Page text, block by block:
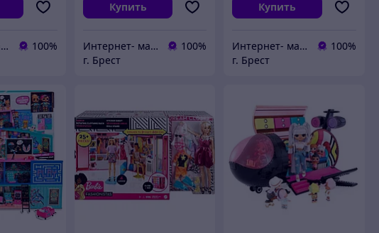
Интернет- магазин O'кей маркет
100%
Купить
Интернет- магазин O'кей маркет
100%
г. Брест
Купить
Интернет- магазин O'кей маркет
100%
г. Брест